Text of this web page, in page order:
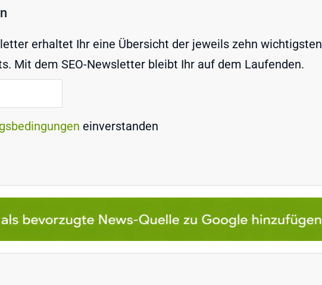
erhaltet Ihr eine Übersicht der jeweils zehn wichtigsten
Mit dem SEO-Newsletter bleibt Ihr auf dem Laufenden.
einverstanden